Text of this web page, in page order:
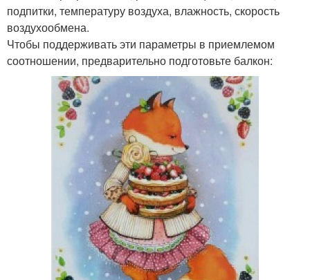
подпитки, температуру воздуха, влажность, скорость
воздухообмена.
Чтобы поддерживать эти параметры в приемлемом
соотношении, предварительно подготовьте балкон: